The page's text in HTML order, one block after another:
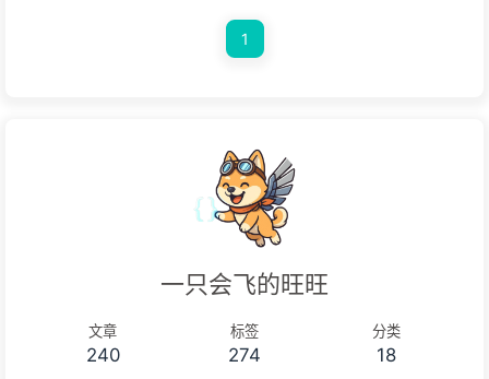
1
一只会飞的旺旺
文章
240
标签
274
分类
18